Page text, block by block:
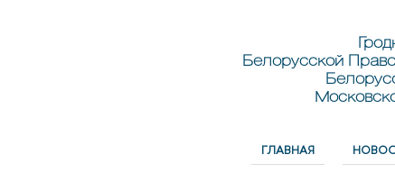
Белорусской
ГЛАВНАЯ